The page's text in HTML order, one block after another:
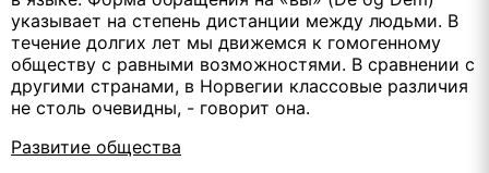
указывает на степень дистанции между людьми. В
течение долгих лет мы движемся к гомогенному
обществу с равными возможностями. В сравнении с
другими странами, в Норвегии классовые различия
не столь очевидны, - говорит она.
Развитие общества